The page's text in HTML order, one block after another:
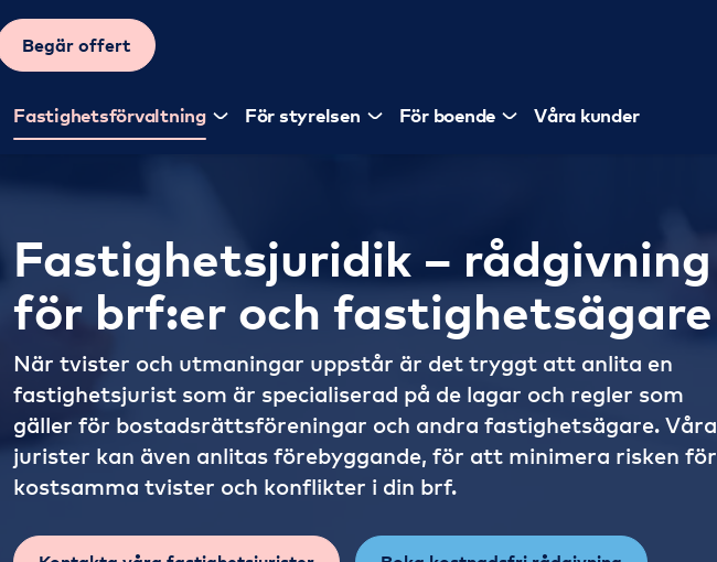
Fastighetsförvaltning För styrelsen För boende Våra kunder
Begär offert
Fastighetsjuridik – rådgivning
för brf:er och fastighetsägare
När tvister och utmaningar uppstår är det tryggt att anlita en
fastighetsjurist som är specialiserad på de lagar och regler som
gäller för bostadsrättsföreningar och andra fastighetsägare. Våra
jurister kan även anlitas förebyggande, för att minimera risken för
kostsamma tvister och konflikter i din brf.